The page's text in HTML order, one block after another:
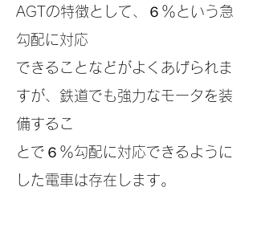
AGTの特徴として、６％という急
勾配に対応
できることなどがよくあげられま
すが、鉄道でも強力なモータを装
備するこ
とで６％勾配に対応できるように
した電車は存在します。